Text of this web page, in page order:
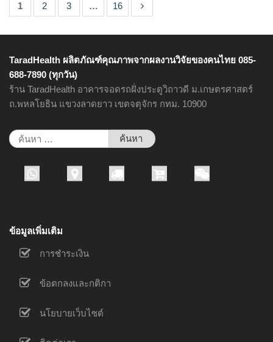
1 2 3 … 16
TaradHealth ผลิตภัณฑ์คุณภาพจากผลงานวิจัยของคนไทย 085-
688-7890 (ทุกวัน)
ร้าน TaradHealth อาคารจอดรถฝั่งประตูวิถาวดี ม.เกษตรศาสตร์
ถ.พหลโยธิน แขวงลาดยาว เขตจตุจักร กทม. 10900
ค้นหา
สำหรับ:
ข้อมูลเพิ่มเติม
การชำระเงิน
ข้อตกลงและกติกา
นโยบายเว็บไซต์